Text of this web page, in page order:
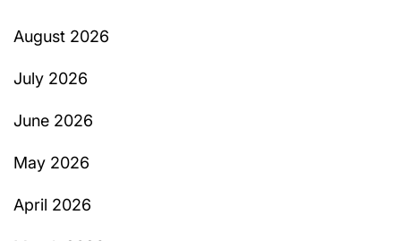
August 2026
July 2026
June 2026
May 2026
April 2026